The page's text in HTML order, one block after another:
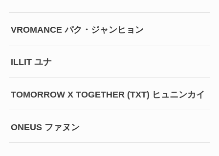
VROMANCE パク・ジャンヒョン
ILLIT ユナ
TOMORROW X TOGETHER (TXT) ヒュニンカイ
ONEUS ファヌン